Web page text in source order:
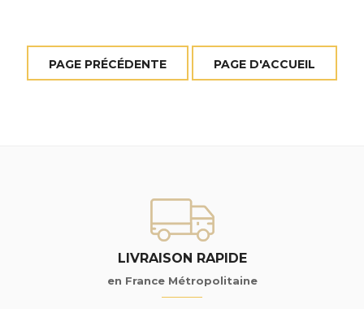
LIVRAISON RAPIDE
en France Métropolitaine